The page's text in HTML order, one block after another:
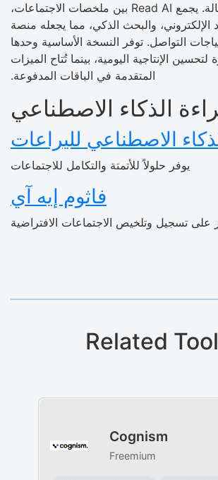
بيئة تواصل فعّالة. يجمع Read AI بين ملخصات الاجتماعات،
الإلكتروني، والبحث الذكي، مما يجعله منصة
التواصل. توفر النسخة الأساسية وحدها
لتحسين الإنتاجية اليومية، بينما تُتاح الميزات
المتقدمة في الباقات المدفوعة.
الذكاء الاصطناعي
الاصطناعي لليراعات
يوفر حلولاً للأتمتة والتكامل للاجتماعات
فاثوم إيه آي
على تسجيل وتلخيص الاجتماعات الافتراضية
Related
Cognism
Freemium